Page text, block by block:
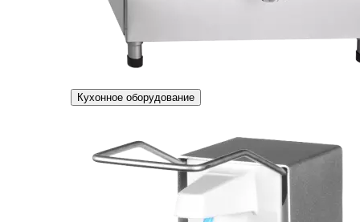
Кухонное оборудование